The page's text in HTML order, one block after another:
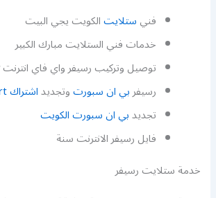
فنيستلايتالكويت يجي البيت
خدمات فني الستلايت مبارك الكبير
توصيل وتركيب رسيفر واي فاي انترنت iptv
رسيفربي ان سبورتوتجديداشتراك bein sport
تجديدبي ان سبورت الكويت
فايل رسيفر الانترنت سنة
خدمة ستلايت رسيفر